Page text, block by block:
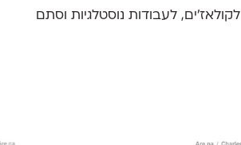
לעבודות נוסטלגיות וסתם